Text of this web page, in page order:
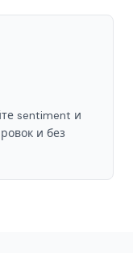
sentiment и
и без